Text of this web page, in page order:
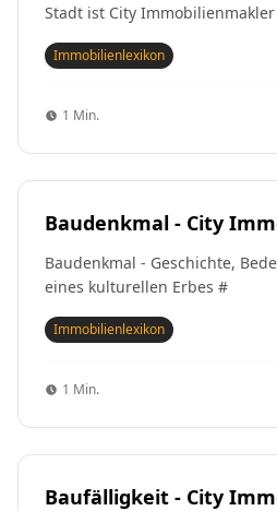
Stadt ist City
Immobilienlexikon
1 Min.
Baudenkmal - City
Baudenkmal - Geschichte,
eines kulturellen Erbes #
Immobilienlexikon
1 Min.
Baufälligkeit - City